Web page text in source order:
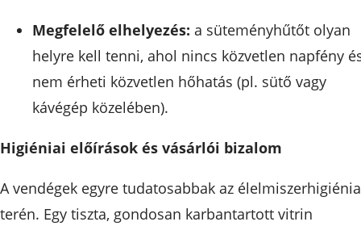
Megfelelő elhelyezés: a süteményhűtőt olyan
helyre kell tenni, ahol nincs közvetlen napfény
nem érheti közvetlen hőhatás (pl. sütő vagy
kávégép közelében).
Higiéniai előírások és vásárlói bizalom
A vendégek egyre tudatosabbak az élelmiszerhigiénia
terén. Egy tiszta, gondosan karbantartott vitrin